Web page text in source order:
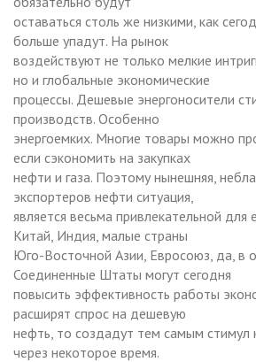
оставаться столь же низкими, как
больше упадут. На рынок
воздействуют не только мелкие
но и глобальные экономические
процессы. Дешевые энергоносители
производств. Особенно
энергоемких. Многие товары можно
если сэкономить на закупках
нефти и газа. Поэтому нынешняя,
экспортеров нефти ситуация,
является весьма привлекательной для
Китай, Индия, малые страны
Юго-Восточной Азии, Евросоюз, да, в
Соединенные Штаты могут сегодня
повысить эффективность работы
расширят спрос на дешевую
нефть, то создадут тем самым стимул
через некоторое время.